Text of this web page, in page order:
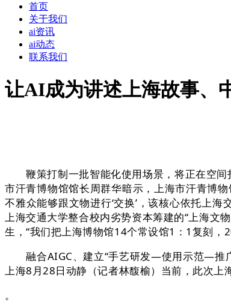
首页
关于我们
ai资讯
ai动态
联系我们
让AI成为讲述上海故事、
鞭策打制一批智能化使用场景，将正在空间
市汗青博物馆馆长周群华暗示，上海市汗青博
不雅众能够跟文物进行‘交换’，该核心依托上
上海交通大学整合校内劣势资本筹建的“上海文
生，“我们把上海博物馆14个常设馆1：1复刻，
融合AIGC、建立“手艺研发—使用示范—推广
上海8月28日动静（记者林馥榆）当前，此次上
。